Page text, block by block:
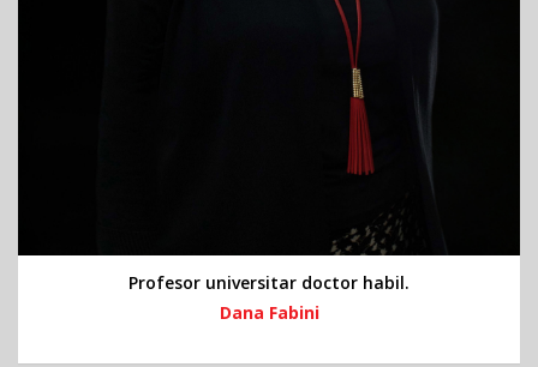
Profesor universitar doctor habil.
Dana Fabini